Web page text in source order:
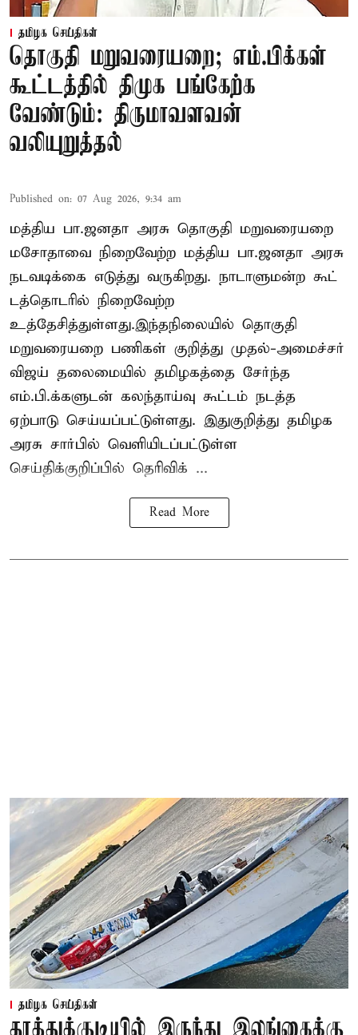
தமிழக செய்திகள்
தொகுதி மறுவரையறை; எம்.பிக்கள்
கூட்டத்தில் திமுக பங்கேற்க
வேண்டும்: திருமாவளவன்
வலியுறுத்தல்
Published on: 07 Aug 2026, 9:34 am
மத்திய பா.ஜனதா அரசு தொகுதி மறுவரையறை
மசோதாவை நிறைவேற்ற மத்திய பா.ஜனதா அரசு
நடவடிக்கை எடுத்து வருகிறது. நாடாளுமன்ற கூட்
டத்தொடரில் நிறைவேற்ற
உத்தேசித்துள்ளது.இந்தநிலையில் தொகுதி
மறுவரையறை பணிகள் குறித்து முதல்-அமைச்சர்
விஜய் தலைமையில் தமிழகத்தை சேர்ந்த
எம்.பி.க்களுடன் கலந்தாய்வு கூட்டம் நடத்த
ஏற்பாடு செய்யப்பட்டுள்ளது. இதுகுறித்து தமிழக
அரசு சார்பில் வெளியிடப்பட்டுள்ள
செய்திக்குறிப்பில் தெரிவிக் ...
Read More
தமிழக செய்திகள்